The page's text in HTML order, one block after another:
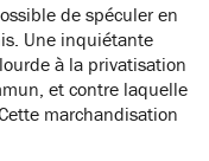
de spéculer en
Une inquiétante
à la privatisation
et contre laquelle
marchandisation